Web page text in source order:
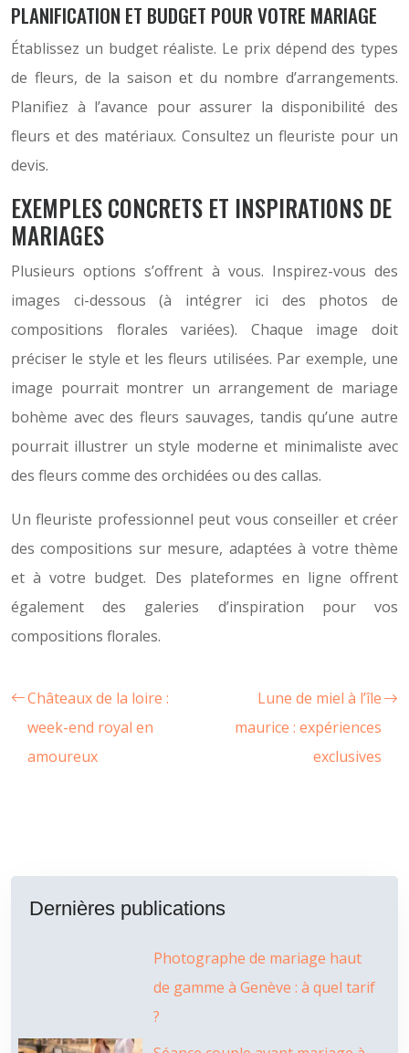
PLANIFICATION ET BUDGET POUR VOTRE MARIAGE
Établissez un budget réaliste. Le prix dépend des types
de fleurs, de la saison et du nombre d’arrangements.
Planifiez à l’avance pour assurer la disponibilité des
fleurs et des matériaux. Consultez un fleuriste pour un
devis.
EXEMPLES CONCRETS ET INSPIRATIONS DE
MARIAGES
Plusieurs options s’offrent à vous. Inspirez-vous des
images ci-dessous (à intégrer ici des photos de
compositions florales variées). Chaque image doit
préciser le style et les fleurs utilisées. Par exemple, une
image pourrait montrer un arrangement de mariage
bohème avec des fleurs sauvages, tandis qu’une autre
pourrait illustrer un style moderne et minimaliste avec
des fleurs comme des orchidées ou des callas.
Un fleuriste professionnel peut vous conseiller et créer
des compositions sur mesure, adaptées à votre thème
et à votre budget. Des plateformes en ligne offrent
également des galeries d’inspiration pour vos
compositions florales.
Châteaux de la loire :
week-end royal en
amoureux
Lune de miel à l’île
maurice : expériences
exclusives
Dernières publications
Photographe de mariage haut
de gamme à Genève : à quel tarif
?